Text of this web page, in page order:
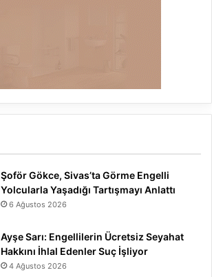
Şoför Gökce, Sivas’ta Görme Engelli
Yolcularla Yaşadığı Tartışmayı Anlattı
6 Ağustos 2026
Ayşe Sarı: Engellilerin Ücretsiz Seyahat
Hakkını İhlal Edenler Suç İşliyor
4 Ağustos 2026